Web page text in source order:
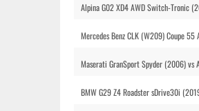
Alpina G02 XD4 AWD Switch-Tronic
Mercedes Benz CLK (W209) Coupe
Maserati GranSport Spyder (2006) vs
BMW G29 Z4 Roadster sDrive30i